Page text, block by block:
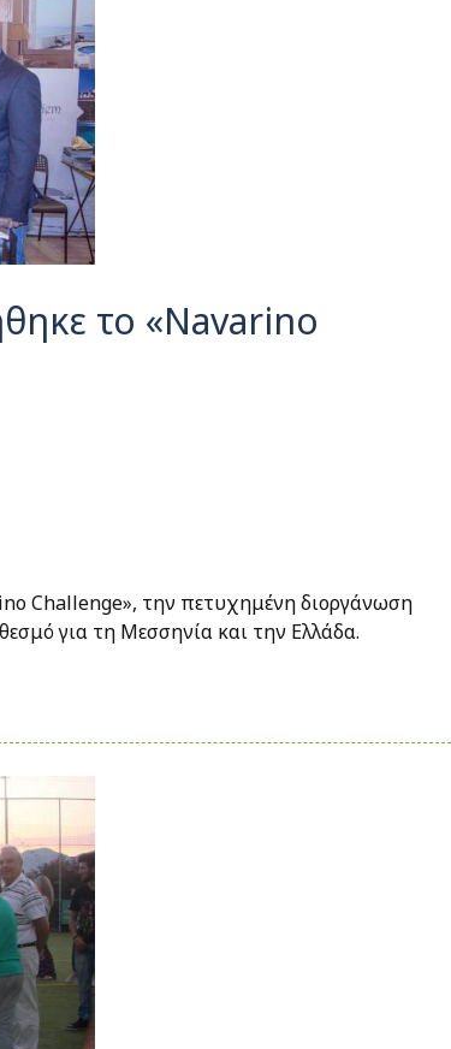
το «Navarino
Challenge», την πετυχημένη διοργάνωση
για τη Μεσσηνία και την Ελλάδα.